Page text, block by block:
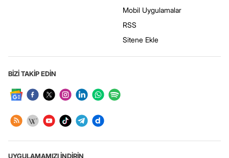
Mobil Uygulamalar
RSS
Sitene Ekle
BİZİ TAKİP EDİN
UYGULAMAMIZI İNDİRİN